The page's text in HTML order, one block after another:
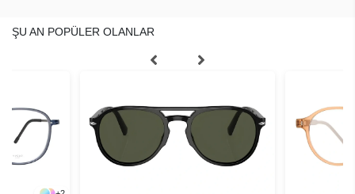
ŞU AN POPÜLER OLANLAR